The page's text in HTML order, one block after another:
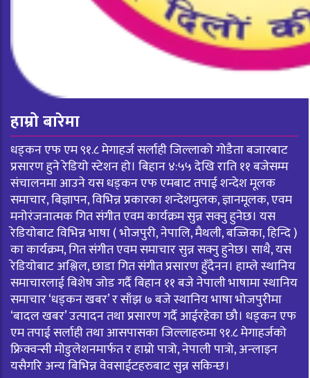
हाम्रो बारेमा
धड्कन एफ एम ९१.८ मेगाहर्ज सर्लाही जिल्लाको गोडैता बजारबाट
प्रसारण हुने रेडियो स्टेशन हो। बिहान ४:५५ देखि राति ११ बजेसम्म
संचालनमा आउने यस धड्कन एफ एमबाट तपाई शन्देश मूलक
समाचार, बिज्ञापन, विभिन्न प्रकारका शन्देशमुलक, ज्ञानमूलक, एवम
मनोरंजनात्मक गित संगीत एवम कार्यक्रम सुन्न सक्नु हुनेछ। यस
रेडियोबाट विभिन्न भाषा ( भोजपुरी, नेपालि, मैथली, बज्जिका, हिन्दि )
का कार्यक्रम, गित संगीत एवम समाचार सुन्न सक्नु हुनेछ। साथै, यस
रेडियोबाट अश्लिल, छाडा गित संगीत प्रसारण हुँदैनन। हाम्ले स्थानिय
समाचारलाई बिशेष जोड गर्दै बिहान ११ बजे नेपाली भाषामा स्थानिय
समाचार ‘धड्कन खबर’ र साँझ ७ बजे स्थानिय भाषा भोजपुरीमा
‘बादल खबर’ उत्पादन तथा प्रसारण गर्दै आईरहेका छौ। धड्कन एफ
एम तपाई सर्लाही तथा आसपासका जिल्लाहरुमा ९१.८ मेगाहर्जको
फ्रिक्वन्सी मोडुलेशनमार्फत र हाम्रो पात्रो, नेपाली पात्रो, अन्लाइन
यसैगरि अन्य बिभिन्न वेवसाईटहरुबाट सुन्न सकिन्छ।